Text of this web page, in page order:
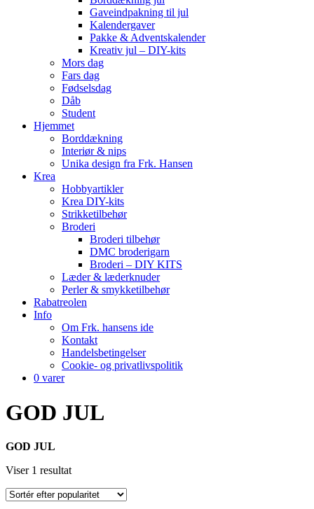
Gaveindpakning til jul
Kalendergaver
Pakke & Adventskalender
Kreativ jul – DIY-kits
Mors dag
Fars dag
Fødselsdag
Dåb
Student
Hjemmet
Borddækning
Interiør & nips
Unika design fra Frk. Hansen
Krea
Hobbyartikler
Krea DIY-kits
Strikketilbehør
Broderi
Broderi tilbehør
DMC broderigarn
Broderi – DIY KITS
Læder & læderknuder
Perler & smykketilbehør
Rabatreolen
Info
Om Frk. hansens ide
Kontakt
Handelsbetingelser
Cookie- og privatlivspolitik
0 varer
GOD JUL
GOD JUL
Viser 1 resultat